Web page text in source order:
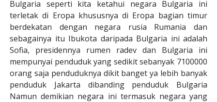
Bulgaria seperti kita ketahui negara Bulgaria ini
terletak di Eropa khususnya di Eropa bagian timur
berdekatan dengan negara rusia Rumania dan
sebagainya itu Ibukota daripada Bulgaria ini adalah
Sofia, presidennya rumen radev dan Bulgaria ini
mempunyai penduduk yang sedikit sebanyak 7100000
orang saja penduduknya dikit banget ya lebih banyak
penduduk Jakarta dibanding penduduk Bulgaria
Namun demikian negara ini termasuk negara yang